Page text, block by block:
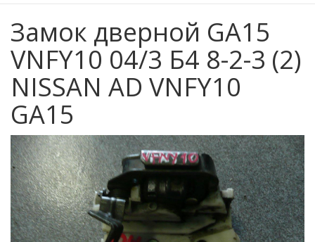
Замок дверной GA15
VNFY10 04/3 Б4 8-2-3 (2)
NISSAN AD VNFY10
GA15